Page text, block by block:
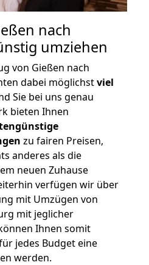
nach
umziehen
von Gießen nach
dabei möglichstviel
Sie bei uns genau
bieten Ihnen
zu fairen Preisen,
anderes als die
neuen Zuhause
verfügen wir über
mit Umzügen von
mit jeglicher
Ihnen somit
jedes Budget eine
werden.